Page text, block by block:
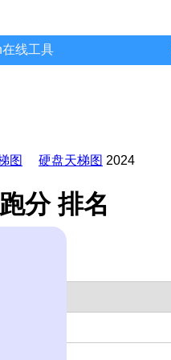
线工具
图 硬盘天梯图 2024
分 排名